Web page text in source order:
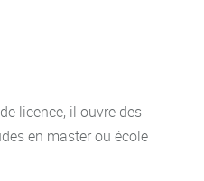
et les travaux
dans ses études
à sa réussite en
licence, il ouvre des
en master ou école